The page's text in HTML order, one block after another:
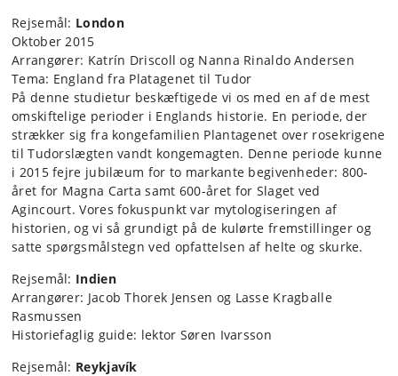
Rejsemål: London
Oktober 2015
Arrangører: Katrín Driscoll og Nanna Rinaldo Andersen
Tema: England fra Platagenet til Tudor
På denne studietur beskæftigede vi os med en af de mest
omskiftelige perioder i Englands historie. En periode, der
strækker sig fra kongefamilien Plantagenet over rosekrigene
til Tudorslægten vandt kongemagten. Denne periode kunne
i 2015 fejre jubilæum for to markante begivenheder: 800-
året for Magna Carta samt 600-året for Slaget ved
Agincourt. Vores fokuspunkt var mytologiseringen af
historien, og vi så grundigt på de kulørte fremstillinger og
satte spørgsmålstegn ved opfattelsen af helte og skurke.
Rejsemål: Indien
Arrangører: Jacob Thorek Jensen og Lasse Kragballe
Rasmussen
Historiefaglig guide: lektor Søren Ivarsson
Rejsemål: Reykjavík